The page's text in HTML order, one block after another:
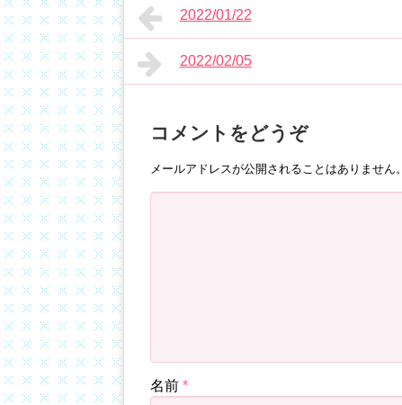
2022/01/22
2022/02/05
コメントをどうぞ
メールアドレスが公開されることはありません。
名前 *